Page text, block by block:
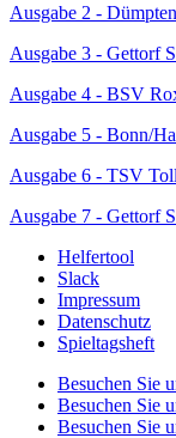
Ausgabe 2 -
Ausgabe 3 - Gettorf
Ausgabe 4 - BSV
Ausgabe 5 - Bonn/
Ausgabe 6 - TSV
Ausgabe 7 - Gettorf
Helfertool
Slack
Impressum
Datenschutz
Spieltagsheft
Besuchen Sie
Besuchen Sie
Besuchen Sie